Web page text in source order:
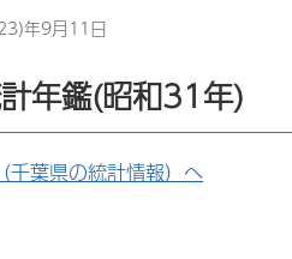
年9月11日
年鑑(昭和31年)
千葉県の統計情報）へ